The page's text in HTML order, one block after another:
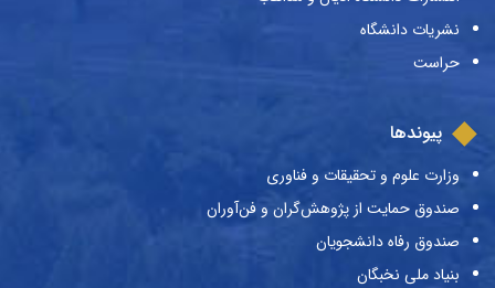
نشریات دانشگاه
حراست
پیوندها
وزارت علوم و تحقیقات و فناوری
صندوق حمایت از پژوهش‌گران و فن‌آوران
صندوق رفاه دانشجویان
بنیاد ملی نخبگان